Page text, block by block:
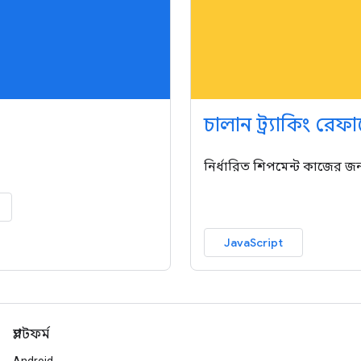
চালান ট্র্যাকিং
নির্ধারিত শিপমেন্ট কাজের
JavaScript
প্ল্যাটফর্ম